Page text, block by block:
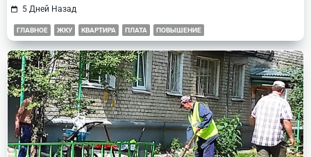
5 Дней Назад
ГЛАВНОЕ ЖКУ КВАРТИРА ПЛАТА ПОВЫШЕНИЕ